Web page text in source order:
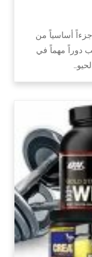
جزءاً أساسياً من
دوراً مهماً في